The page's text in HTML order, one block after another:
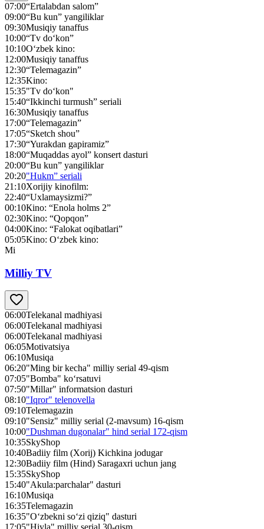
07:00“Ertalabdan salom”
09:00“Bu kun” yangiliklar
09:30Musiqiy tanaffus
10:00“Tv do‘kon”
10:10O‘zbek kino:
12:00Musiqiy tanaffus
12:30“Telemagazin”
12:35Kino:
15:35"Tv do‘kon"
15:40“Ikkinchi turmush” seriali
16:30Musiqiy tanaffus
17:00“Telemagazin”
17:05“Sketch shou”
17:30“Yurakdan gapiramiz”
18:00“Muqaddas ayol” konsert dasturi
20:00“Bu kun” yangiliklar
20:20"Hukm” seriali
21:10Xorijiy kinofilm:
22:40“Uxlamaysizmi?”
00:10Кino: “Enola holms 2”
02:30Kino: “Qopqon”
04:00Kino: “Falokat oqibatlari”
05:05Kino: O‘zbek kino:
Mi
Milliy TV
06:00Telekanal madhiyasi
06:00Telekanal madhiyasi
06:00Telekanal madhiyasi
06:05Motivatsiya
06:10Musiqa
06:20"Ming bir kecha" milliy serial 49-qism
07:05"Bomba" ko‘rsatuvi
07:50"Millar" informatsion dasturi
08:10"Iqror" telenovella
09:10Telemagazin
09:10"Sensiz" milliy serial (2-mavsum) 16-qism
10:00"Dushman dugonalar" hind serial 172-qism
10:35SkyShop
10:40Badiiy film (Xorij) Kichkina jodugar
12:30Badiiy film (Hind) Saragaxri uchun jang
15:35SkyShop
15:40"Akula:parchalar" dasturi
16:10Musiqa
16:35Telemagazin
16:35"O‘zbekni so‘zi qiziq" dasturi